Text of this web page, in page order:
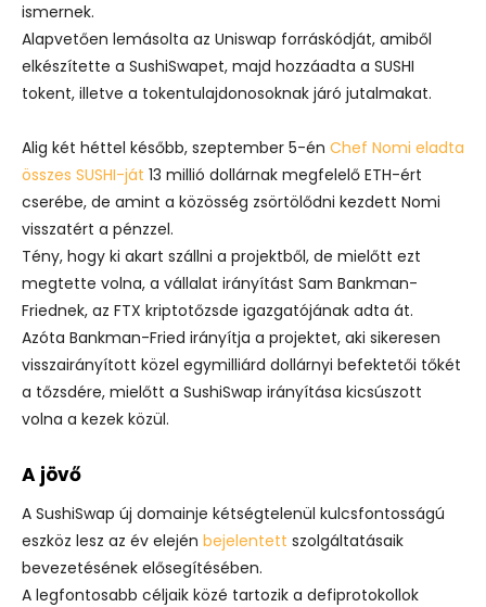
ismernek.
Alapvetően lemásolta az Uniswap forráskódját, amiből
elkészítette a SushiSwapet, majd hozzáadta a SUSHI
tokent, illetve a tokentulajdonosoknak járó jutalmakat.
Alig két héttel később, szeptember 5-én Chef Nomi eladta
összes SUSHI-ját 13 millió dollárnak megfelelő ETH-ért
cserébe, de amint a közösség zsörtölődni kezdett Nomi
visszatért a pénzzel.
Tény, hogy ki akart szállni a projektből, de mielőtt ezt
megtette volna, a vállalat irányítást Sam Bankman-
Friednek, az FTX kriptotőzsde igazgatójának adta át.
Azóta Bankman-Fried irányítja a projektet, aki sikeresen
visszairányított közel egymilliárd dollárnyi befektetői tőkét
a tőzsdére, mielőtt a SushiSwap irányítása kicsúszott
volna a kezek közül.
A jövő
A SushiSwap új domainje kétségtelenül kulcsfontosságú
eszköz lesz az év elején bejelentett szolgáltatásaik
bevezetésének elősegítésében.
A legfontosabb céljaik közé tartozik a defiprotokollok